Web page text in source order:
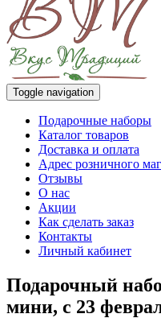
Toggle navigation
Подарочные наборы
Каталог товаров
Доставка и оплата
Адрес розничного
Отзывы
О нас
Акции
Как сделать заказ
Контакты
Личный кабинет
Подарочный
мини, с 23